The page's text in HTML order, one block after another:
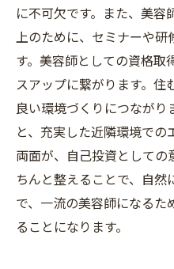
に不可欠です。また、美
上のために、セミナーや
す。美容師としての資格取
スアップに繋がります。
良い環境づくりにつながり
と、充実した近隣環境で
両面が、自己投資としての
ちんと整えることで、自然
で、一流の美容師になる
ることになります。